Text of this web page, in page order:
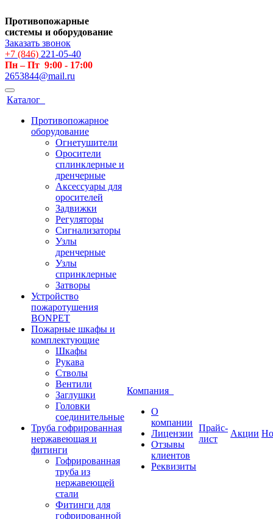
Противопожарные
системы и оборудование
Заказать звонок
+7 (846) 221-05-40
Пн – Пт 9:00 - 17:00
2653844@mail.ru
Каталог
Противопожарное
оборудование
Огнетушители
Оросители
сплинклерные и
дренчерные
Аксессуары для
оросителей
Задвижки
Регуляторы
Сигнализаторы
Узлы
дренчерные
Узлы
спринклерные
Затворы
Устройство
пожаротушения
BONPET
Пожарные шкафы и
комплектующие
Шкафы
Рукава
Стволы
Вентили
Заглушки
Головки
соединительные
Труба гофрированная
нержавеющая и
фитинги
Гофрированная
труба из
нержавеющей
стали
Фитинги для
гофрированной
Компания
О
компании
Лицензии
Отзывы
клиентов
Реквизиты
Прайс-
лист
Акции